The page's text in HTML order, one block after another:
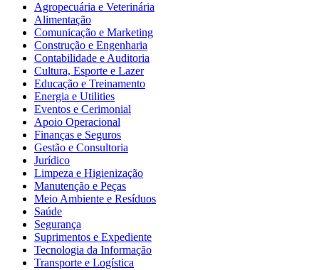
Agropecuária e Veterinária
Alimentação
Comunicação e Marketing
Construção e Engenharia
Contabilidade e Auditoria
Cultura, Esporte e Lazer
Educação e Treinamento
Energia e Utilities
Eventos e Cerimonial
Apoio Operacional
Finanças e Seguros
Gestão e Consultoria
Jurídico
Limpeza e Higienização
Manutenção e Peças
Meio Ambiente e Resíduos
Saúde
Segurança
Suprimentos e Expediente
Tecnologia da Informação
Transporte e Logística